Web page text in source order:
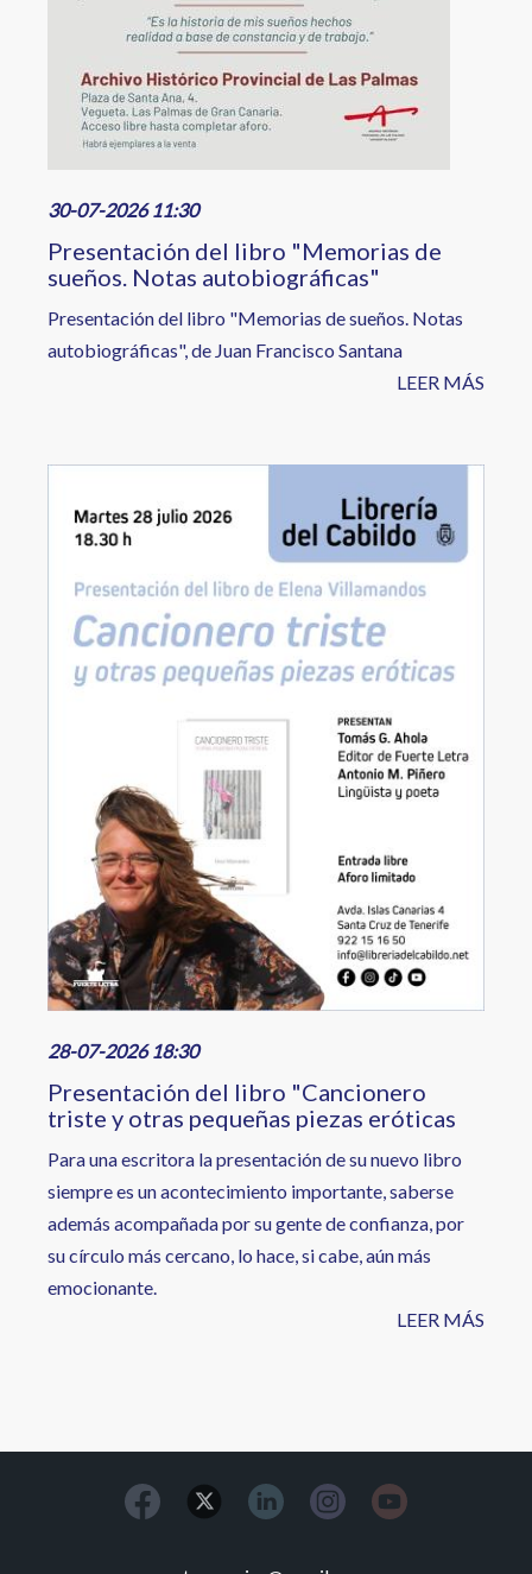
30-07-2026 11:30
Presentación del libro "Memorias de
sueños. Notas autobiográficas"
Presentación del libro "Memorias de sueños. Notas
autobiográficas", de Juan Francisco Santana
LEER MÁS
28-07-2026 18:30
Presentación del libro "Cancionero
triste y otras pequeñas piezas eróticas
Para una escritora la presentación de su nuevo libro
siempre es un acontecimiento importante, saberse
además acompañada por su gente de confianza, por
su círculo más cercano, lo hace, si cabe, aún más
emocionante.
LEER MÁS